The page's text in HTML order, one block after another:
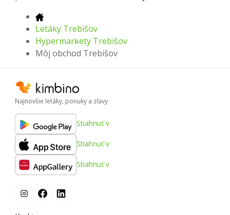
Letáky Trebišov
Hypermarkety Trebišov
Môj obchod Trebišov
Najnovšie letáky, ponuky a zľavy
Stiahnuť v
Stiahnuť v
Stiahnuť v